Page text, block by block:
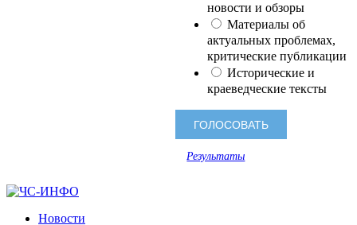
новости и обзоры
Материалы об
актуальных проблемах,
критические публикации
Исторические и
краеведческие тексты
Результаты
Новости